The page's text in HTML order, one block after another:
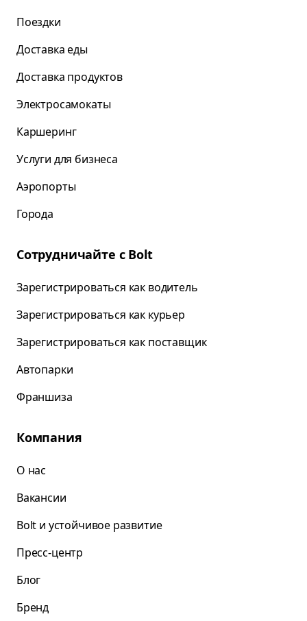
Поездки
Доставка еды
Доставка продуктов
Электросамокаты
Каршеринг
Услуги для бизнеса
Аэропорты
Города
Сотрудничайте с Bolt
Зарегистрироваться как водитель
Зарегистрироваться как курьер
Зарегистрироваться как поставщик
Автопарки
Франшиза
Компания
О нас
Вакансии
Bolt и устойчивое развитие
Пресс-центр
Блог
Бренд